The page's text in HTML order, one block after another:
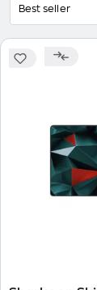
Best seller